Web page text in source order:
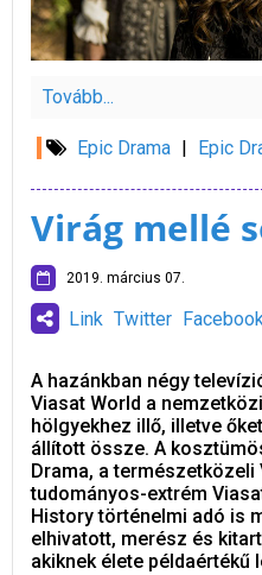
Tovább...
Epic Drama Epic
Virág mellé
2019. március 07.
Link Twitter
A hazánkban négy
Viasat World a
hölgyekhez illő, illetve
állított össze. A
Drama, a természetközeli
tudományos-extrém
History történelmi adó is
elhivatott, merész és
akiknek élete példaértékű